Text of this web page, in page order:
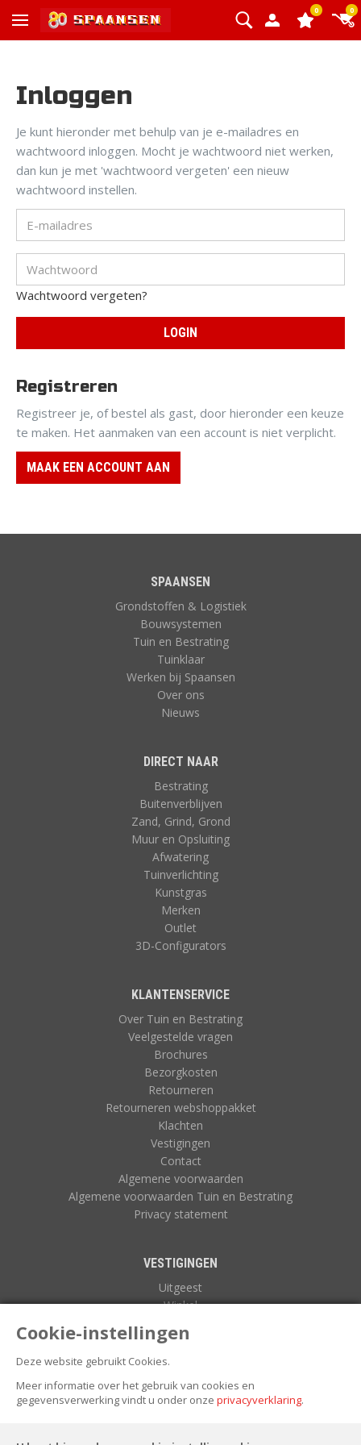
Cookie-instellingen
Deze website gebruikt Cookies.
Meer informatie over het gebruik van cookies en
gegevensverwerking vindt u onder onze privacyverklaring.
0 0
Inloggen
Je kunt hieronder met behulp van je e-mailadres en
wachtwoord inloggen. Mocht je wachtwoord niet werken,
dan kun je met 'wachtwoord vergeten' een nieuw
wachtwoord instellen.
Wachtwoord vergeten?
Registreren
Registreer je, of bestel als gast, door hieronder een keuze
te maken. Het aanmaken van een account is niet verplicht.
MAAK EEN ACCOUNT AAN
SPAANSEN
Grondstoffen & Logistiek
Bouwsystemen
Tuin en Bestrating
Tuinklaar
Werken bij Spaansen
Over ons
Nieuws
DIRECT NAAR
Bestrating
Buitenverblijven
Zand, Grind, Grond
Muur en Opsluiting
Afwatering
Tuinverlichting
Kunstgras
Merken
Outlet
3D-Configurators
KLANTENSERVICE
Over Tuin en Bestrating
Veelgestelde vragen
Brochures
Bezorgkosten
Retourneren
Retourneren webshoppakket
Klachten
Vestigingen
Contact
Algemene voorwaarden
Algemene voorwaarden Tuin en Bestrating
Privacy statement
VESTIGINGEN
Uitgeest
Winkel